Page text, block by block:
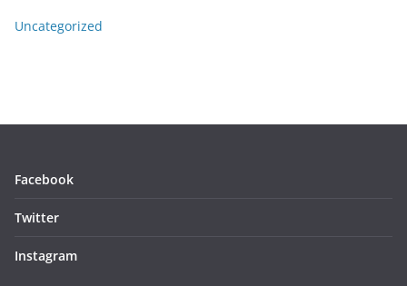
Uncategorized
Facebook
Twitter
Instagram